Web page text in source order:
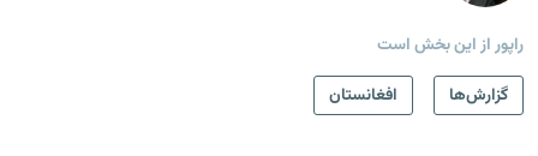
راپور از این بخش است
گزارش‌ها
افغانستان